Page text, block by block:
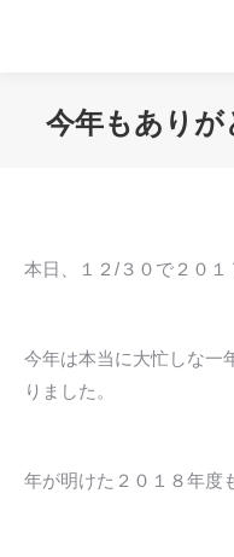
今年もありが
本日、１２/３０で２０１
今年は本当に大忙しな一
りました。
年が明けた２０１８年度